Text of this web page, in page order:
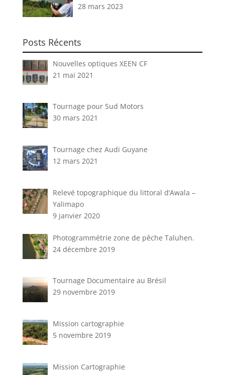
28 mars 2023
Posts Récents
Nouvelles optiques XEEN CF
21 mai 2021
Tournage pour Sud Motors
30 mars 2021
Tournage chez Audi Guyane
12 mars 2021
Relevé topographique du littoral d’Awala –
Yalimapo
9 janvier 2020
Photogrammétrie zone de pêche Taluhen.
24 décembre 2019
Tournage Documentaire au Brésil
29 novembre 2019
Mission cartographie
5 novembre 2019
Mission Cartographie